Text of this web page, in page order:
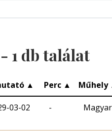
1 db találat
▲ Perc ▲ Műhely
03-02 -